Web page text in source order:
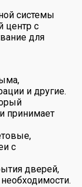
системы
центр с
для
и другие.
принимает
с
дверей,